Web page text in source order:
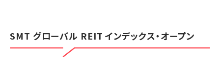
SMT グローバル REIT インデックス・オープン